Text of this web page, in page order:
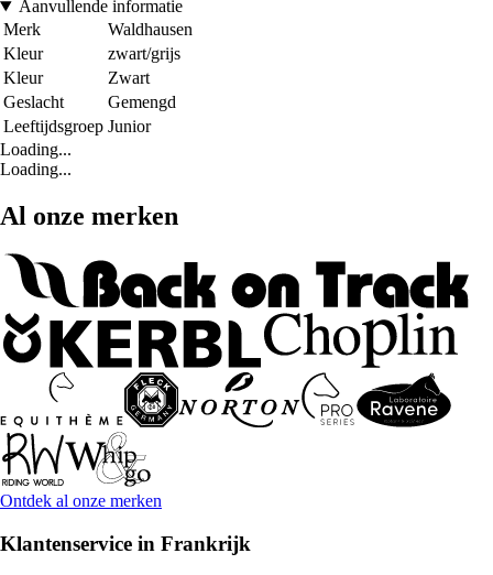
Aanvullende informatie
Merk
Waldhausen
Kleur
zwart/grijs
Kleur
Zwart
Geslacht
Gemengd
Leeftijdsgroep Junior
Loading...
Loading...
Al onze merken
Ontdek al onze merken
Klantenservice in Frankrijk